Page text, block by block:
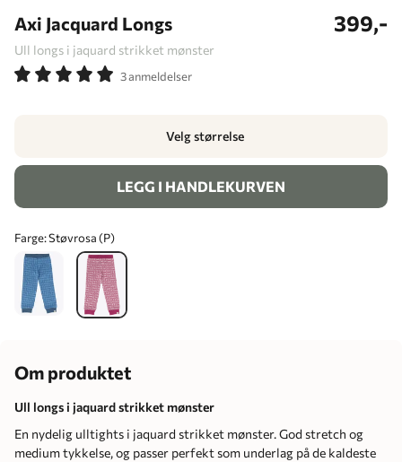
Axi Jacquard Longs
Ull longs i jaquard strikket mønster
399,-
3 anmeldelser
Velg størrelse
LEGG I HANDLEKURVEN
Farge:Støvrosa (P)
Om produktet
Ull longs i jaquard strikket mønster
En nydelig ulltights i jaquard strikket mønster. God stretch og
medium tykkelse, og passer perfekt som underlag på de kaldeste